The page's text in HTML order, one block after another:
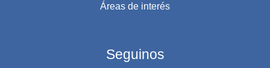
Áreas de interés
Seguinos